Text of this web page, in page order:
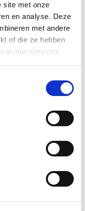
site met onze
en analyse. Deze
met andere
of die ze hebben
hun services.
cantuccini met